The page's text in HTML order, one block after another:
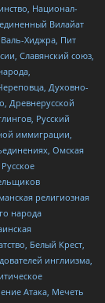
Национал-
Вилайат
Хиджра, Пит
Славянский союз,
Духовно-
Древнерусской
Русский
иммиграции,
Омская
религиозная
народа
Белый Крест,
инглиизма,
Атака, Мечеть